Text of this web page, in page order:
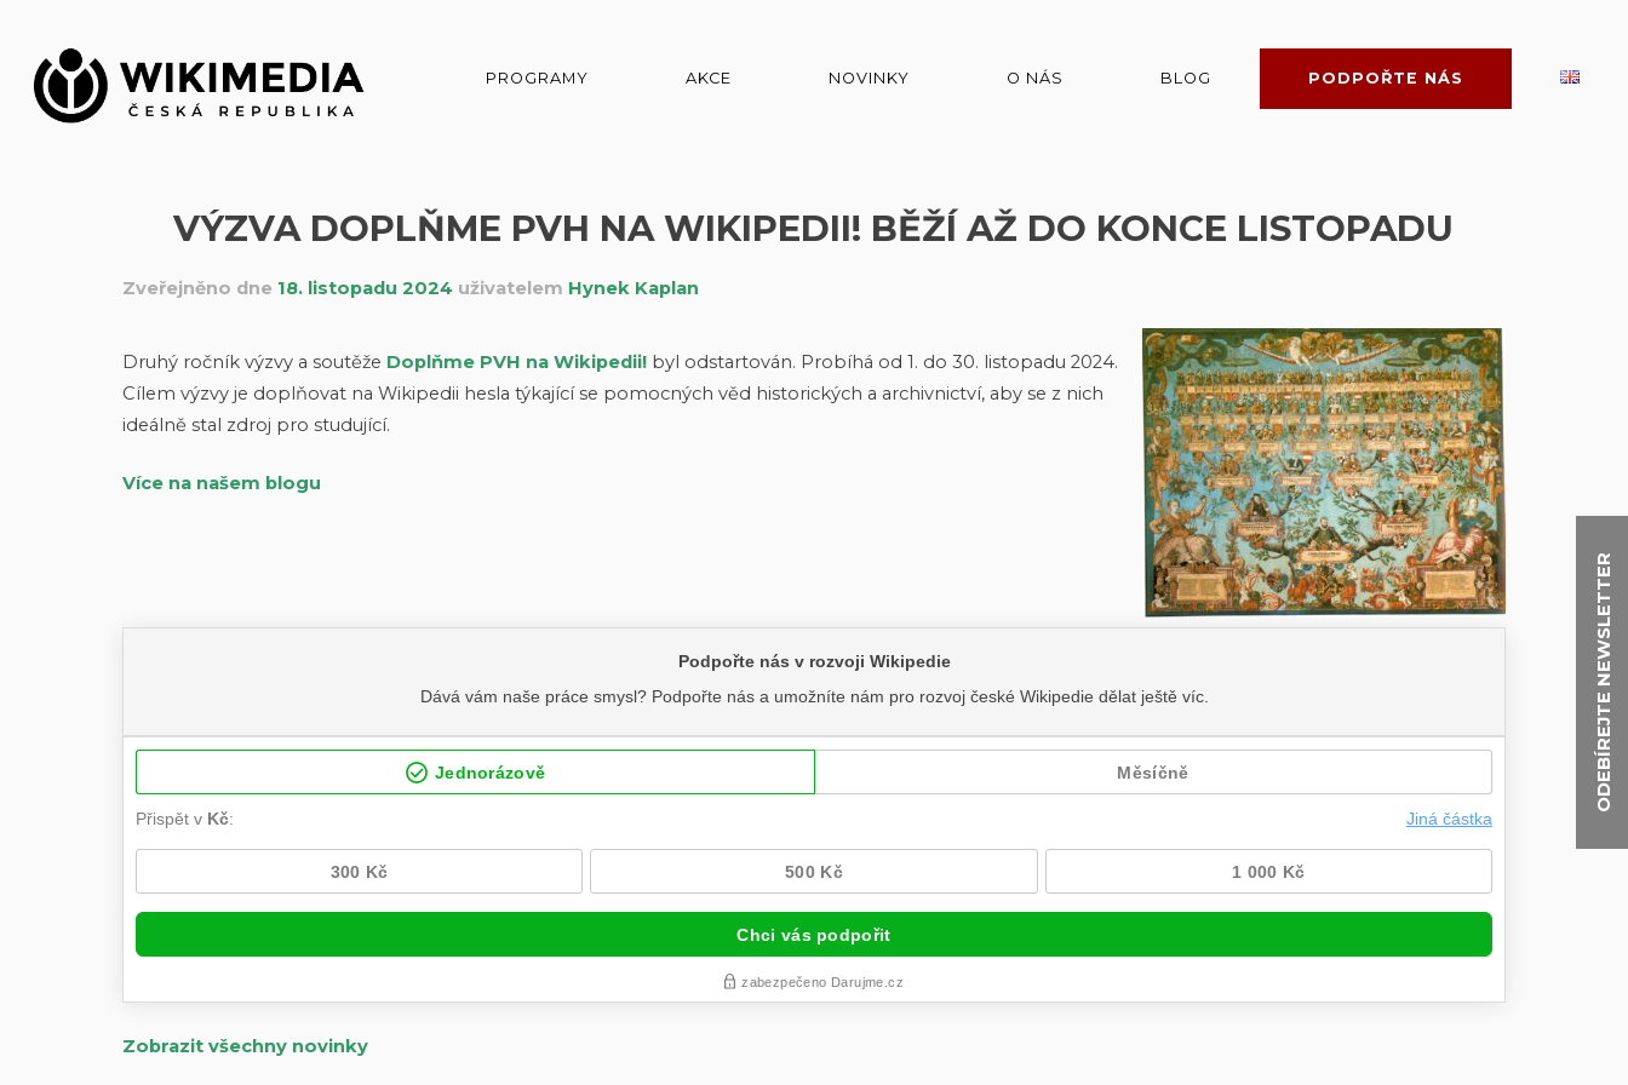
ODEBÍREJTE NEWSLETTER
obsah
PROGRAMY AKCE NOVINKY O NÁS BLOG PODPOŘTE NÁS
VÝZVA DOPLŇME PVH NA WIKIPEDII! BĚŽÍ AŽ DO KONCE LISTOPADU
Zveřejněno dne 18. listopadu 2024 uživatelem Hynek Kaplan
Druhý ročník výzvy a soutěže Doplňme PVH na Wikipedii!byl odstartován. Probíhá od 1. do 30. listopadu 2024.
Cílem výzvy je doplňovat na Wikipedii hesla týkající se pomocných věd historických a archivnictví, aby se z nich
ideálně stal zdroj pro studující.
Více na našem blogu
Zobrazit všechny novinky